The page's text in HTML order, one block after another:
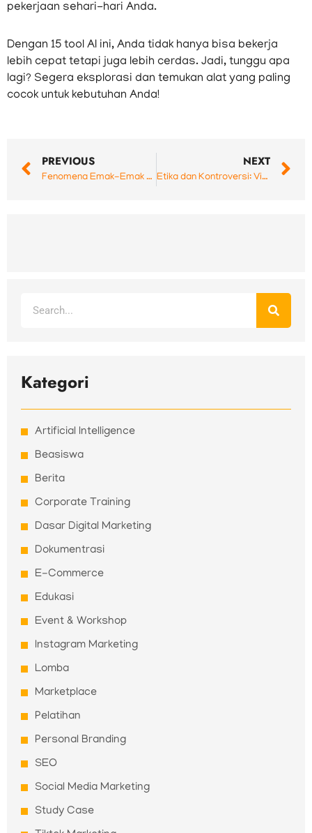
pekerjaan sehari-hari Anda.
Dengan 15 tool AI ini, Anda tidak hanya bisa bekerja
lebih cepat tetapi juga lebih cerdas. Jadi, tunggu apa
lagi? Segera eksplorasi dan temukan alat yang paling
cocok untuk kebutuhan Anda!
PREVIOUS
Fenomena Emak-Emak Facebook Pro: Memahami Strategi Konten yang Efektif di Media Sosial
NEXT
Etika dan Kontroversi: Video Klip “Iclik Cinta” di Perpustakaan Nasional Bung Karno
Kategori
Artificial Intelligence
Beasiswa
Berita
Corporate Training
Dasar Digital Marketing
Dokumentrasi
E-Commerce
Edukasi
Event & Workshop
Instagram Marketing
Lomba
Marketplace
Pelatihan
Personal Branding
SEO
Social Media Marketing
Study Case